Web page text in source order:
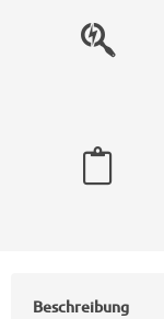
Beschreibung